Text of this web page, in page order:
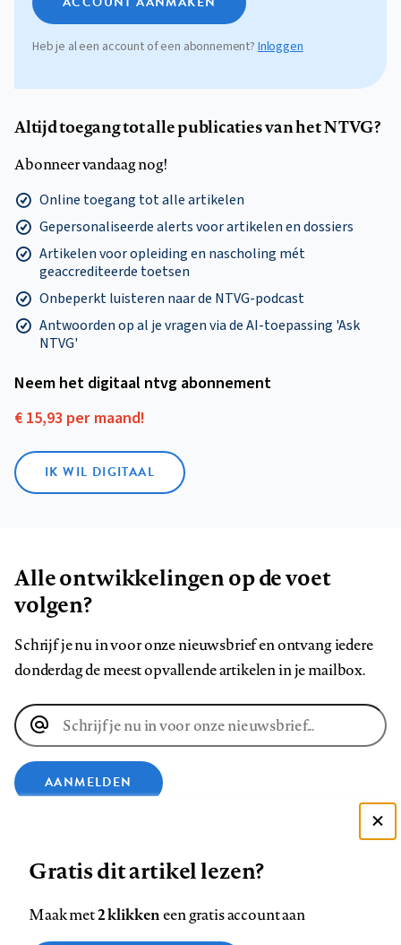
Heb je al een account of een abonnement?Inloggen
Altijd toegang tot alle publicaties van het NTVG?
Abonneer vandaag nog!
Online toegang tot alle artikelen
Gepersonaliseerde alerts voor artikelen en dossiers
Artikelen voor opleiding en nascholing mét
geaccrediteerde toetsen
Onbeperkt luisteren naar de NTVG-podcast
Antwoorden op al je vragen via de AI-toepassing 'Ask
NTVG'
Neem het digitaal ntvg abonnement
€ 15,93 per maand!
IK WIL DIGITAAL
Alle ontwikkelingen op de voet
volgen?
Schrijf je nu in voor onze nieuwsbrief en ontvang iedere
donderdag de meest opvallende artikelen in je mailbox.
E-
mailadres
AANMELDEN
ons
ons
ons
ons
ons
ons
Zie onze cookie policy
Gratis dit artikel lezen?
Maak met2 klikkeneen gratis account aan